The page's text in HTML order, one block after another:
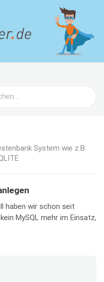
System wie z.B.
haben wir schon seit
MySQL mehr im Einsatz,